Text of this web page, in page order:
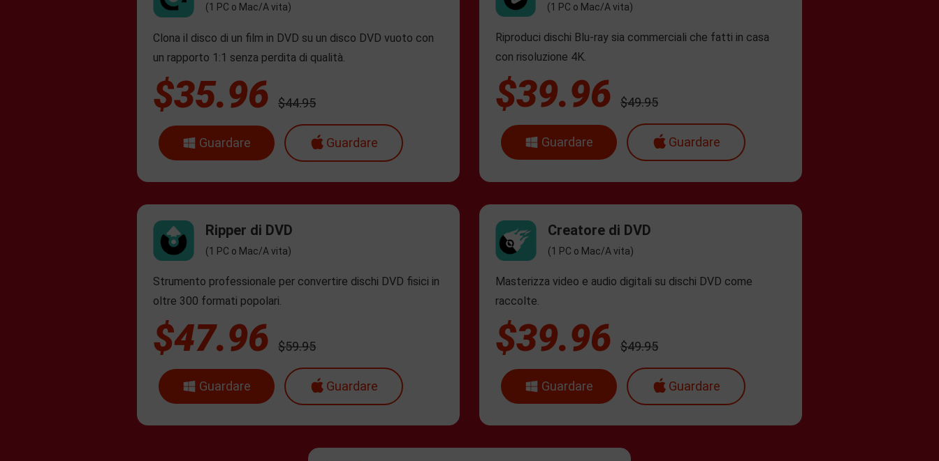
(1 PC o Mac/A vita)
Clona il disco di un film in DVD su un disco DVD vuoto con
un rapporto 1:1 senza perdita di qualità.
$35.96 $44.95
Guardare Guardare
(1 PC o Mac/A vita)
Riproduci dischi Blu-ray sia commerciali che fatti in casa
con risoluzione 4K.
$39.96 $49.95
Guardare Guardare
Ripper di DVD
(1 PC o Mac/A vita)
Strumento professionale per convertire dischi DVD fisici in
oltre 300 formati popolari.
$47.96 $59.95
Guardare Guardare
Creatore di DVD
(1 PC o Mac/A vita)
Masterizza video e audio digitali su dischi DVD come
raccolte.
$39.96 $49.95
Guardare Guardare